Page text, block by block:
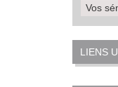
Vos
LIENS